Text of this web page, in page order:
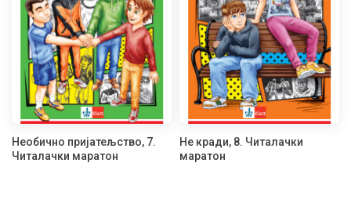
Необично пријатељство, 7.
Читалачки маратон
Не кради, 8. Читалачки
маратон